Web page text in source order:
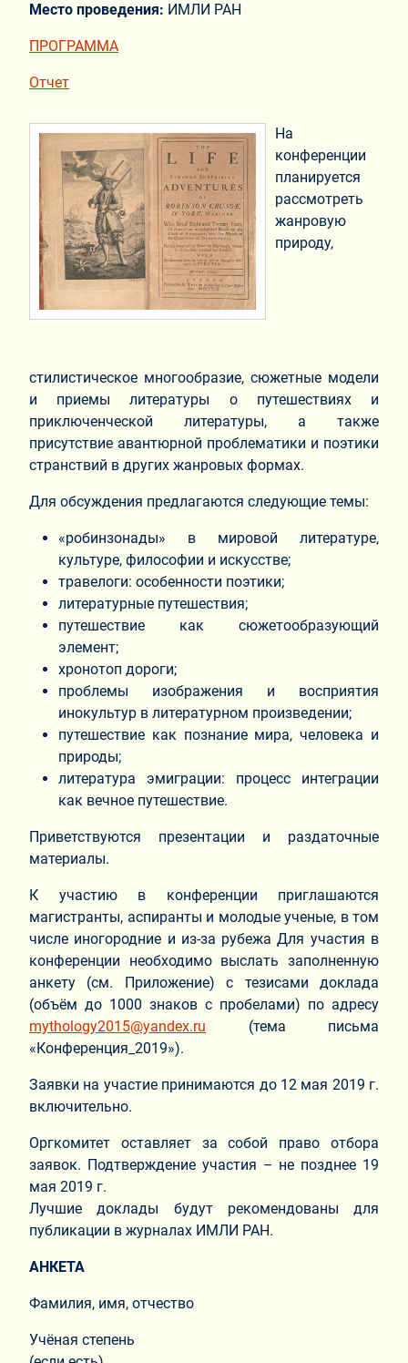
Место проведения: ИМЛИ РАН
ПРОГРАММА
Отчет
На
конференции
планируется
рассмотреть
жанровую
природу,
стилистическое многообразие, сюжетные модели
и приемы литературы о путешествиях и
приключенческой литературы, а также
присутствие авантюрной проблематики и поэтики
странствий в других жанровых формах.
Для обсуждения предлагаются следующие темы:
«робинзонады» в мировой литературе,
культуре, философии и искусстве;
травелоги: особенности поэтики;
литературные путешествия;
путешествие как сюжетообразующий
элемент;
хронотоп дороги;
проблемы изображения и восприятия
инокультур в литературном произведении;
путешествие как познание мира, человека и
природы;
литература эмиграции: процесс интеграции
как вечное путешествие.
Приветствуются презентации и раздаточные
материалы.
К участию в конференции приглашаются
магистранты, аспиранты и молодые ученые, в том
числе иногородние и из-за рубежа Для участия в
конференции необходимо выслать заполненную
анкету (см. Приложение) с тезисами доклада
(объём до 1000 знаков с пробелами) по адресу
mythology2015@yandex.ru (тема письма
«Конференция_2019»).
Заявки на участие принимаются до 12 мая 2019 г.
включительно.
Оргкомитет оставляет за собой право отбора
заявок. Подтверждение участия – не позднее 19
мая 2019 г.
Лучшие доклады будут рекомендованы для
публикации в журналах ИМЛИ РАН.
АНКЕТА
Фамилия, имя, отчество
Учёная степень